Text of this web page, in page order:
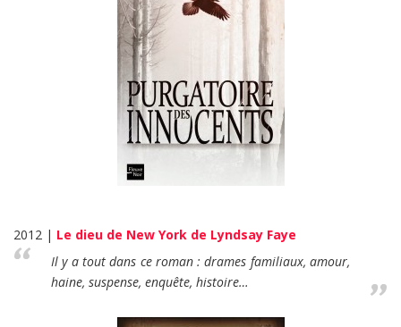
2012 | Le dieu de New York de Lyndsay Faye
Il y a tout dans ce roman : drames familiaux, amour,
haine, suspense, enquête, histoire…